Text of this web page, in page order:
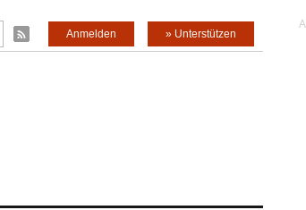
» Unterstützen
Anmelden